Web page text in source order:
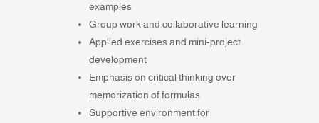
examples
Group work and collaborative learning
Applied exercises and mini-project
development
Emphasis on critical thinking over
memorization of formulas
Supportive environment for